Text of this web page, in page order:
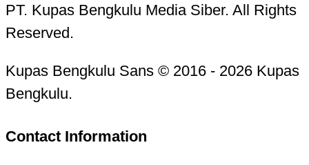
PT. Kupas Bengkulu Media Siber. All Rights
Reserved.
Kupas Bengkulu Sans © 2016 - 2026 Kupas
Bengkulu.
Contact Information